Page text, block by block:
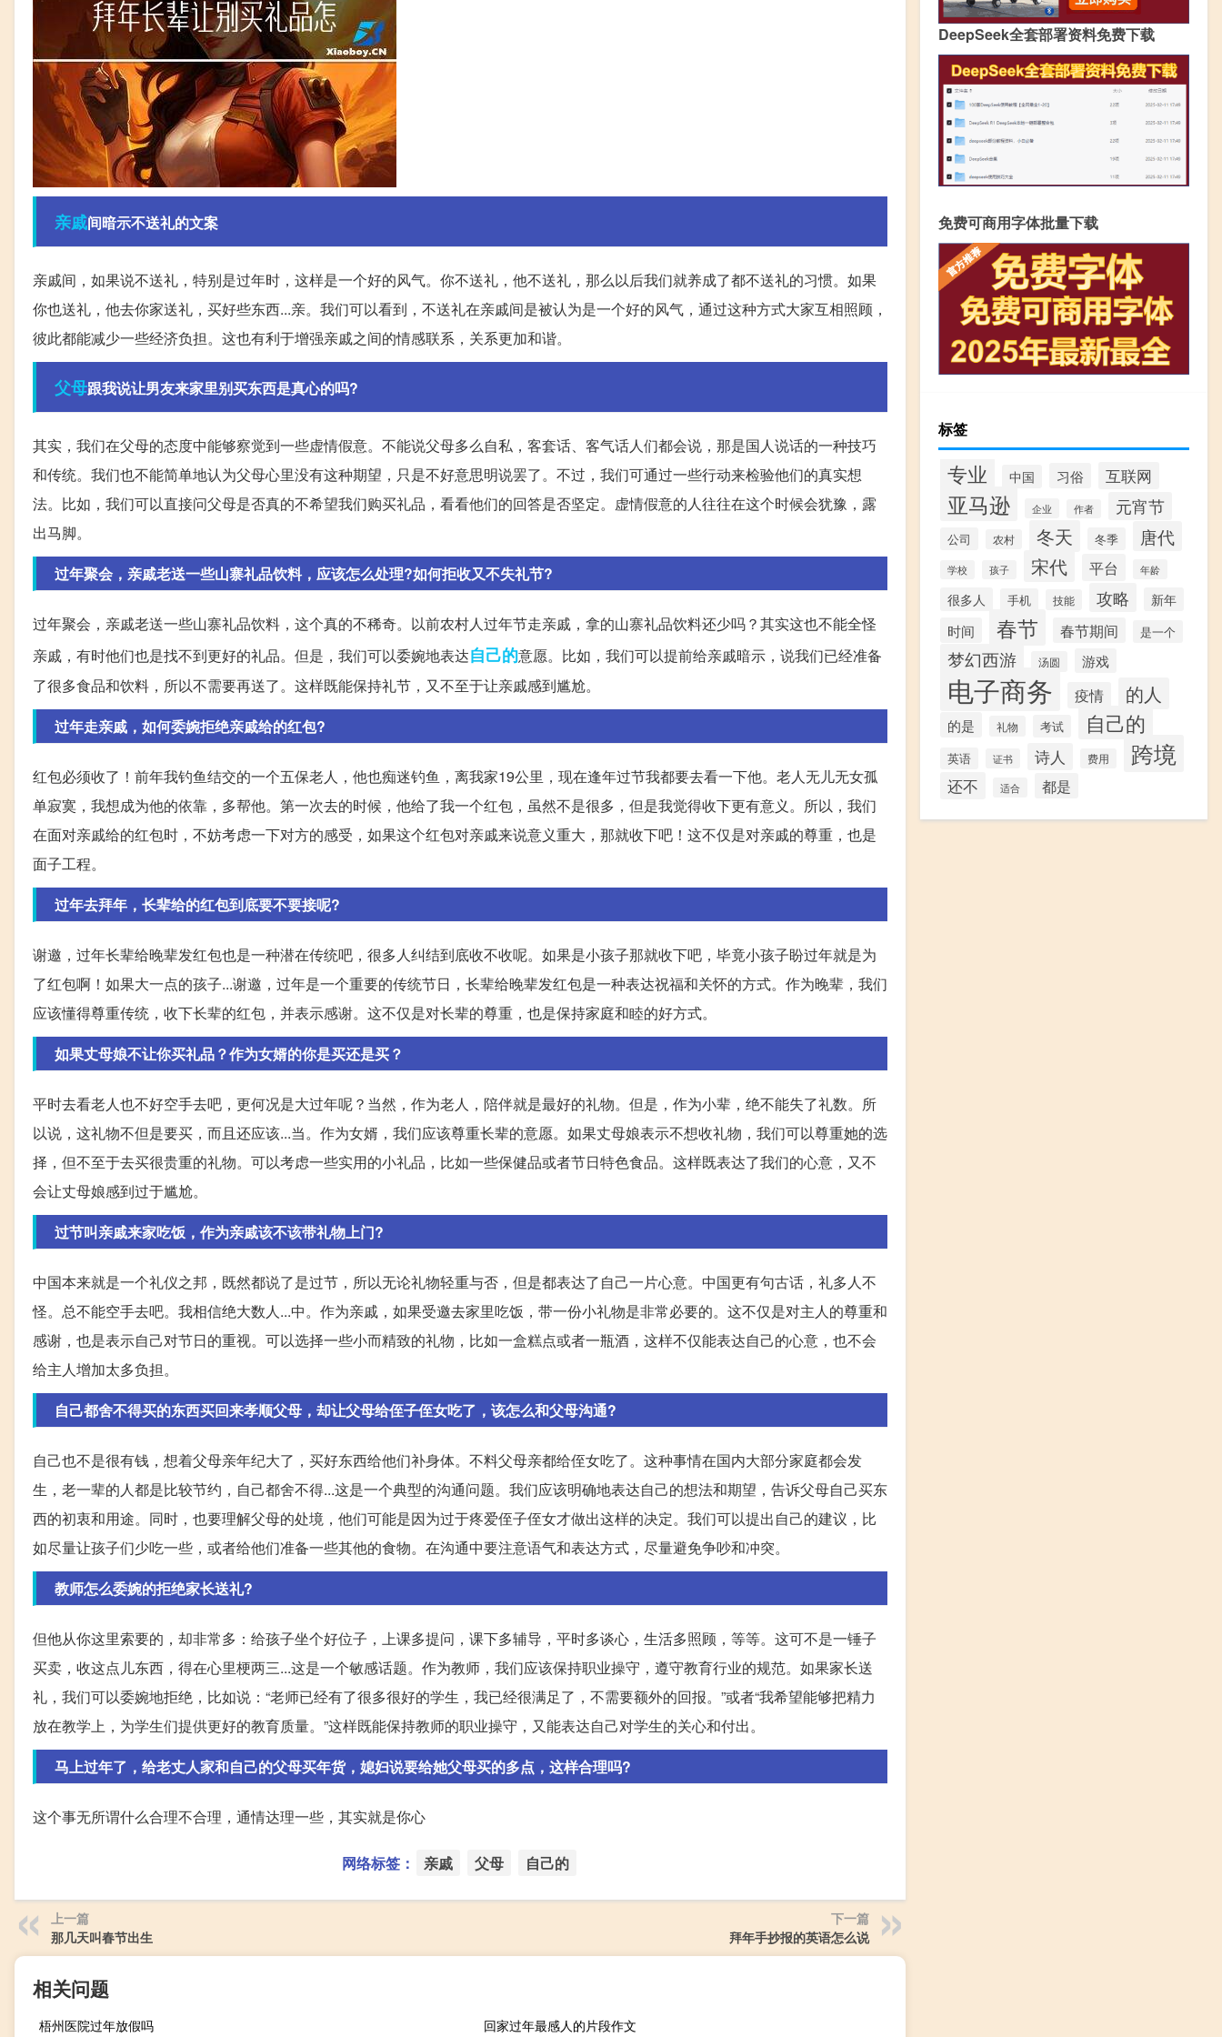
亲戚间暗示不送礼的文案
亲戚间，如果说不送礼，特别是过年时，这样是一个好的风气。你不送礼，他不送礼，那么以后我们就养成了都不送礼的习惯。如果
你也送礼，他去你家送礼，买好些东西...亲。我们可以看到，不送礼在亲戚间是被认为是一个好的风气，通过这种方式大家互相照顾，
彼此都能减少一些经济负担。这也有利于增强亲戚之间的情感联系，关系更加和谐。
父母跟我说让男友来家里别买东西是真心的吗?
其实，我们在父母的态度中能够察觉到一些虚情假意。不能说父母多么自私，客套话、客气话人们都会说，那是国人说话的一种技巧
和传统。我们也不能简单地认为父母心里没有这种期望，只是不好意思明说罢了。不过，我们可通过一些行动来检验他们的真实想
法。比如，我们可以直接问父母是否真的不希望我们购买礼品，看看他们的回答是否坚定。虚情假意的人往往在这个时候会犹豫，露
出马脚。
过年聚会，亲戚老送一些山寨礼品饮料，应该怎么处理?如何拒收又不失礼节?
过年聚会，亲戚老送一些山寨礼品饮料，这个真的不稀奇。以前农村人过年节走亲戚，拿的山寨礼品饮料还少吗？其实这也不能全怪
亲戚，有时他们也是找不到更好的礼品。但是，我们可以委婉地表达自己的意愿。比如，我们可以提前给亲戚暗示，说我们已经准备
了很多食品和饮料，所以不需要再送了。这样既能保持礼节，又不至于让亲戚感到尴尬。
过年走亲戚，如何委婉拒绝亲戚给的红包?
红包必须收了！前年我钓鱼结交的一个五保老人，他也痴迷钓鱼，离我家19公里，现在逢年过节我都要去看一下他。老人无儿无女孤
单寂寞，我想成为他的依靠，多帮他。第一次去的时候，他给了我一个红包，虽然不是很多，但是我觉得收下更有意义。所以，我们
在面对亲戚给的红包时，不妨考虑一下对方的感受，如果这个红包对亲戚来说意义重大，那就收下吧！这不仅是对亲戚的尊重，也是
面子工程。
过年去拜年，长辈给的红包到底要不要接呢?
谢邀，过年长辈给晚辈发红包也是一种潜在传统吧，很多人纠结到底收不收呢。如果是小孩子那就收下吧，毕竟小孩子盼过年就是为
了红包啊！如果大一点的孩子...谢邀，过年是一个重要的传统节日，长辈给晚辈发红包是一种表达祝福和关怀的方式。作为晚辈，我们
应该懂得尊重传统，收下长辈的红包，并表示感谢。这不仅是对长辈的尊重，也是保持家庭和睦的好方式。
如果丈母娘不让你买礼品？作为女婿的你是买还是买？
平时去看老人也不好空手去吧，更何况是大过年呢？当然，作为老人，陪伴就是最好的礼物。但是，作为小辈，绝不能失了礼数。所
以说，这礼物不但是要买，而且还应该...当。作为女婿，我们应该尊重长辈的意愿。如果丈母娘表示不想收礼物，我们可以尊重她的选
择，但不至于去买很贵重的礼物。可以考虑一些实用的小礼品，比如一些保健品或者节日特色食品。这样既表达了我们的心意，又不
会让丈母娘感到过于尴尬。
过节叫亲戚来家吃饭，作为亲戚该不该带礼物上门?
中国本来就是一个礼仪之邦，既然都说了是过节，所以无论礼物轻重与否，但是都表达了自己一片心意。中国更有句古话，礼多人不
怪。总不能空手去吧。我相信绝大数人...中。作为亲戚，如果受邀去家里吃饭，带一份小礼物是非常必要的。这不仅是对主人的尊重和
感谢，也是表示自己对节日的重视。可以选择一些小而精致的礼物，比如一盒糕点或者一瓶酒，这样不仅能表达自己的心意，也不会
给主人增加太多负担。
自己都舍不得买的东西买回来孝顺父母，却让父母给侄子侄女吃了，该怎么和父母沟通?
自己也不是很有钱，想着父母亲年纪大了，买好东西给他们补身体。不料父母亲都给侄女吃了。这种事情在国内大部分家庭都会发
生，老一辈的人都是比较节约，自己都舍不得...这是一个典型的沟通问题。我们应该明确地表达自己的想法和期望，告诉父母自己买东
西的初衷和用途。同时，也要理解父母的处境，他们可能是因为过于疼爱侄子侄女才做出这样的决定。我们可以提出自己的建议，比
如尽量让孩子们少吃一些，或者给他们准备一些其他的食物。在沟通中要注意语气和表达方式，尽量避免争吵和冲突。
教师怎么委婉的拒绝家长送礼?
但他从你这里索要的，却非常多：给孩子坐个好位子，上课多提问，课下多辅导，平时多谈心，生活多照顾，等等。这可不是一锤子
买卖，收这点儿东西，得在心里梗两三...这是一个敏感话题。作为教师，我们应该保持职业操守，遵守教育行业的规范。如果家长送
礼，我们可以委婉地拒绝，比如说：“老师已经有了很多很好的学生，我已经很满足了，不需要额外的回报。”或者“我希望能够把精力
放在教学上，为学生们提供更好的教育质量。”这样既能保持教师的职业操守，又能表达自己对学生的关心和付出。
马上过年了，给老丈人家和自己的父母买年货，媳妇说要给她父母买的多点，这样合理吗?
这个事无所谓什么合理不合理，通情达理一些，其实就是你心
网络标签： 亲戚 父母 自己的
上一篇
那几天叫春节出生
下一篇
拜年手抄报的英语怎么说
相关问题
梧州医院过年放假吗 回家过年最感人的片段作文
DeepSeek全套部署资料免费下载
免费可商用字体批量下载
标签
专业 中国 习俗 互联网
亚马逊 企业 作者 元宵节
公司 农村 冬天 冬季 唐代
学校 孩子 宋代 平台 年龄
很多人 手机 技能 攻略 新年
时间 春节 春节期间 是一个
梦幻西游 汤圆 游戏
电子商务 疫情 的人
的是 礼物 考试 自己的
英语 证书 诗人 费用 跨境
还不 适合 都是